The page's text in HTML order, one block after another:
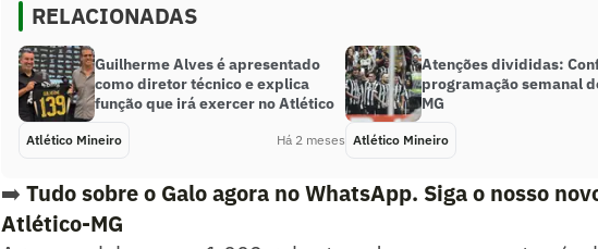
RELACIONADAS
Guilherme Alves é apresentado
como diretor técnico e explica
função que irá exercer no Atlético
Atlético Mineiro Há 2 meses
Atenções divididas:
programação semanal
MG
Atlético Mineiro
➡️ Tudo sobre o Galo agora no WhatsApp. Siga o nosso
Atlético-MG